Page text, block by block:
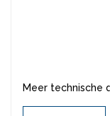
Meer technische